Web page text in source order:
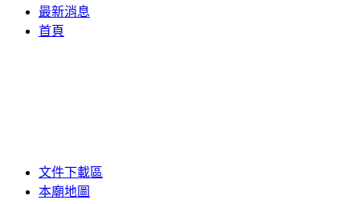
最新消息
首頁
文件下載區
本廟地圖